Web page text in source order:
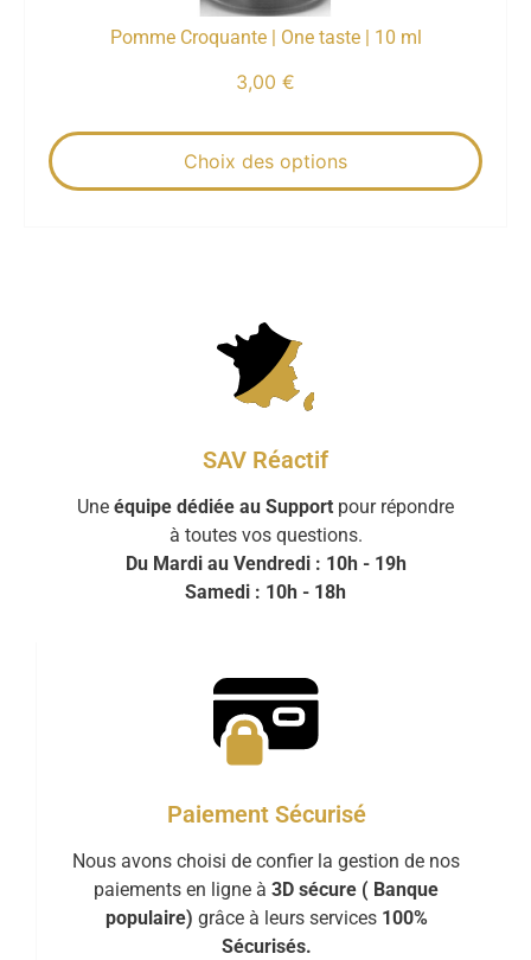
Pomme Croquante | One taste | 10 ml
3,00 €
Choix des options
SAV Réactif
Une équipe dédiée au Support pour répondre
à toutes vos questions.
Du Mardi au Vendredi : 10h - 19h
Samedi : 10h - 18h
Paiement Sécurisé
Nous avons choisi de confier la gestion de nos
paiements en ligne à 3D sécure ( Banque
populaire) grâce à leurs services 100%
Sécurisés.